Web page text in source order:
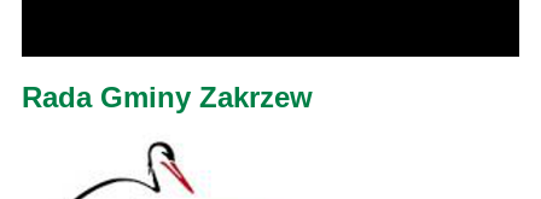
Rada Gminy Zakrzew